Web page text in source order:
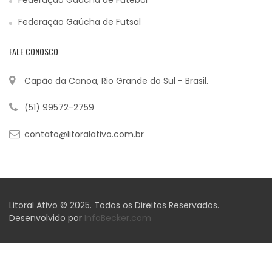
Federação Gaúcha de Futsal
FALE CONOSCO
Capão da Canoa, Rio Grande do Sul - Brasil.
(51) 99572-2759
contato@litoralativo.com.br
Litoral Ativo © 2025. Todos os Direitos Reservados.
Desenvolvido por InfoBecker.com